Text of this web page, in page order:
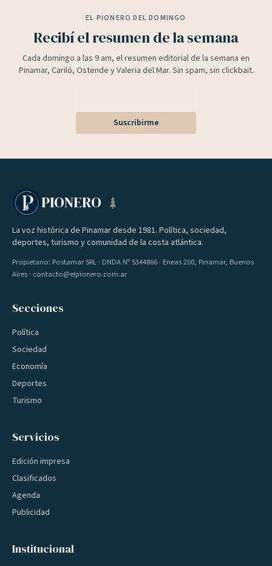
EL PIONERO DEL DOMINGO
Recibí el resumen de la semana
Cada domingo a las 9 am, el resumen editorial de la semana en
Pinamar, Cariló, Ostende y Valeria del Mar. Sin spam, sin clickbait.
Suscribirme
PIONERO
La voz histórica de Pinamar desde 1981. Política, sociedad,
deportes, turismo y comunidad de la costa atlántica.
Propietario: Postamar SRL · DNDA Nº 5344866 · Eneas 200, Pinamar, Buenos
Aires · contacto@elpionero.com.ar
Secciones
Política
Sociedad
Economía
Deportes
Turismo
Servicios
Edición impresa
Clasificados
Agenda
Publicidad
Institucional